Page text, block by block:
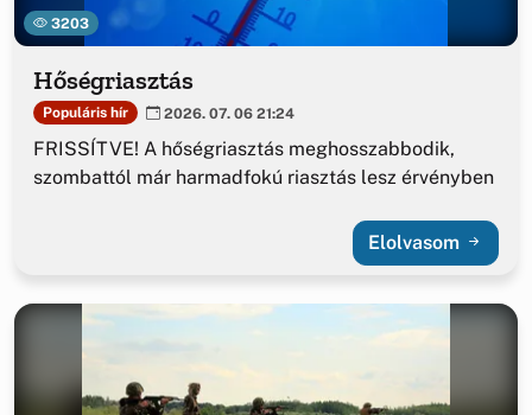
3203
Hőségriasztás
Populáris hír 2026. 07. 06 21:24
FRISSÍTVE! A hőségriasztás meghosszabbodik,
szombattól már harmadfokú riasztás lesz érvényben
Elolvasom